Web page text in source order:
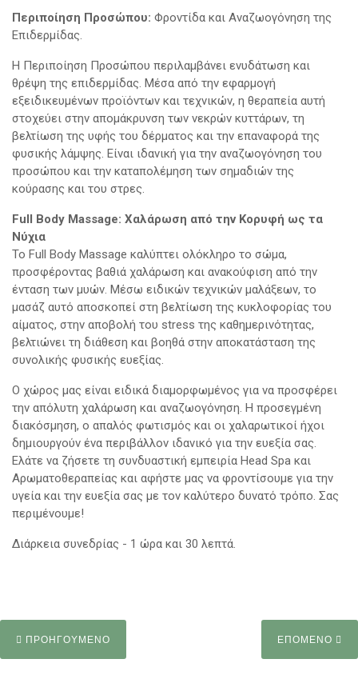
Περιποίηση Προσώπου: Φροντίδα και Αναζωογόνηση της
Επιδερμίδας.
Η Περιποίηση Προσώπου περιλαμβάνει ενυδάτωση και
θρέψη της επιδερμίδας. Μέσα από την εφαρμογή
εξειδικευμένων προϊόντων και τεχνικών, η θεραπεία αυτή
στοχεύει στην απομάκρυνση των νεκρών κυττάρων, τη
βελτίωση της υφής του δέρματος και την επαναφορά της
φυσικής λάμψης. Είναι ιδανική για την αναζωογόνηση του
προσώπου και την καταπολέμηση των σημαδιών της
κούρασης και του στρες.
Full Body Massage: Χαλάρωση από την Κορυφή ως τα
Νύχια
Το Full Body Massage καλύπτει ολόκληρο το σώμα,
προσφέροντας βαθιά χαλάρωση και ανακούφιση από την
ένταση των μυών. Μέσω ειδικών τεχνικών μαλάξεων, το
μασάζ αυτό αποσκοπεί στη βελτίωση της κυκλοφορίας του
αίματος, στην αποβολή του stress της καθημερινότητας,
βελτιώνει τη διάθεση και βοηθά στην αποκατάσταση της
συνολικής φυσικής ευεξίας.
Ο χώρος μας είναι ειδικά διαμορφωμένος για να προσφέρει
την απόλυτη χαλάρωση και αναζωογόνηση. Η προσεγμένη
διακόσμηση, ο απαλός φωτισμός και οι χαλαρωτικοί ήχοι
δημιουργούν ένα περιβάλλον ιδανικό για την ευεξία σας.
Ελάτε να ζήσετε τη συνδυαστική εμπειρία Head Spa και
Αρωματοθεραπείας και αφήστε μας να φροντίσουμε για την
υγεία και την ευεξία σας με τον καλύτερο δυνατό τρόπο. Σας
περιμένουμε!
Διάρκεια συνεδρίας - 1 ώρα και 30 λεπτά.
ΠΡΟΗΓΟΥΜΕΝΟ ΕΠΟΜΕΝΟ